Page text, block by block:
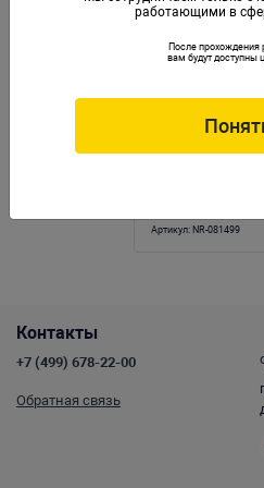
Артикул: NR-081499
Контакты
+7 (499) 678-22-00
Обратная связь
работающими в
После прохождения
вам будут доступны